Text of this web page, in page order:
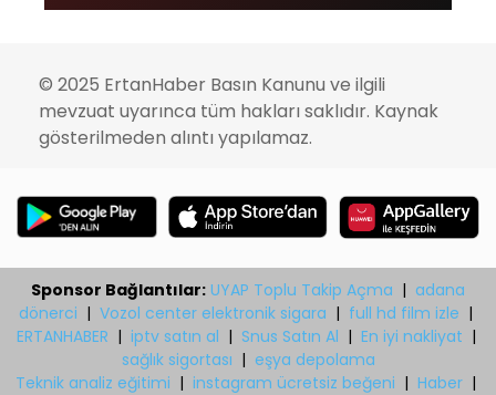
© 2025 ErtanHaber Basın Kanunu ve ilgili
mevzuat uyarınca tüm hakları saklıdır. Kaynak
gösterilmeden alıntı yapılamaz.
Sponsor Bağlantılar: UYAP Toplu Takip Açma | adana
dönerci | Vozol center elektronik sigara | full hd film izle |
ERTANHABER | iptv satın al | Snus Satın Al | En iyi nakliyat |
sağlık sigortası | eşya depolama
Teknik analiz eğitimi | instagram ücretsiz beğeni | Haber |